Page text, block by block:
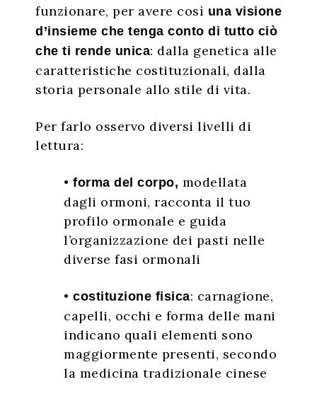
funzionare, per avere così una visione
d’insieme che tenga conto di tutto ciò
che ti rende unica: dalla genetica alle
caratteristiche costituzionali, dalla
storia personale allo stile di vita.
Per farlo osservo diversi livelli di
lettura:
• forma del corpo, modellata
dagli ormoni, racconta il tuo
profilo ormonale e guida
l’organizzazione dei pasti nelle
diverse fasi ormonali
• costituzione fisica: carnagione,
capelli, occhi e forma delle mani
indicano quali elementi sono
maggiormente presenti, secondo
la medicina tradizionale cinese